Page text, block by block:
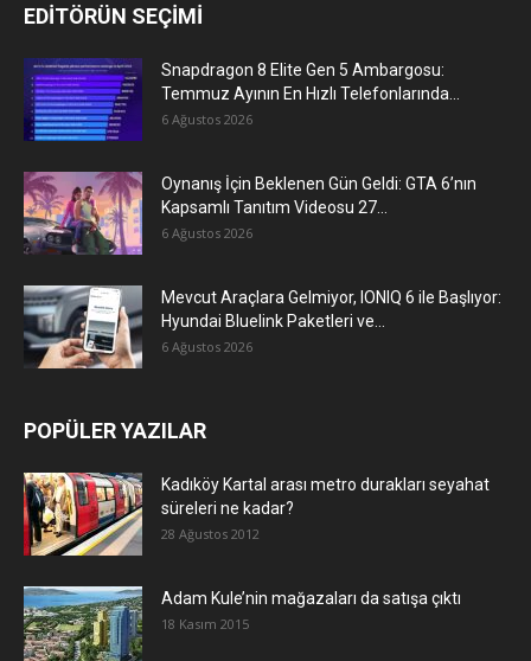
EDİTÖRÜN SEÇİMİ
Snapdragon 8 Elite Gen 5 Ambargosu:
Temmuz Ayının En Hızlı Telefonlarında...
6 Ağustos 2026
Oynanış İçin Beklenen Gün Geldi: GTA 6’nın
Kapsamlı Tanıtım Videosu 27...
6 Ağustos 2026
Mevcut Araçlara Gelmiyor, IONIQ 6 ile Başlıyor:
Hyundai Bluelink Paketleri ve...
6 Ağustos 2026
POPÜLER YAZILAR
Kadıköy Kartal arası metro durakları seyahat
süreleri ne kadar?
28 Ağustos 2012
Adam Kule’nin mağazaları da satışa çıktı
18 Kasım 2015